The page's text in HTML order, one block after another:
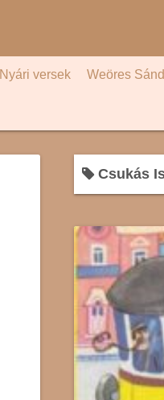
Nyári versek Weöres
Csukás